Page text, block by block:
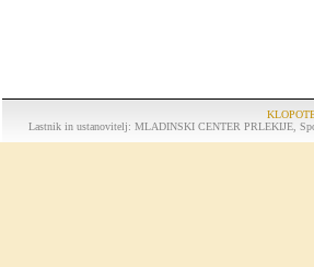
Lastnik in ustanovitelj: MLADINSKI CENTER PRLEKIJE,